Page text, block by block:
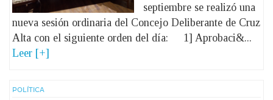
septiembre se realizó una
nueva sesión ordinaria del Concejo Deliberante de Cruz
Alta con el siguiente orden del día: 1] Aprobaci&...
Leer [+]
POLÍ­TICA